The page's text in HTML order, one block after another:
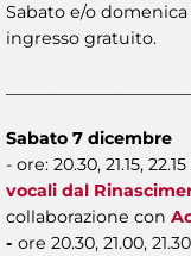
Sabato e/o
ingresso gratuito.
Sabato 7 dicembre
- ore: 20.30, 21.15,
vocali dal
collaborazione con
- ore 20.30, 21.00,